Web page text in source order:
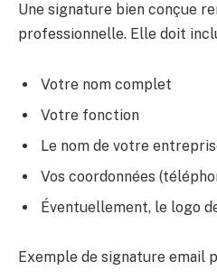
Une signature bien conçue
professionnelle. Elle doit
Votre nom complet
Votre fonction
Le nom de votre
Vos coordonnées
Éventuellement, le logo
Exemple de signature email